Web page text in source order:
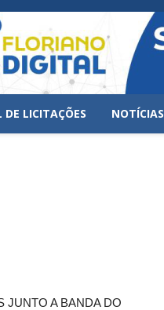
DE LICITAÇÕES NOTÍCIAS
JUNTO A BANDA DO